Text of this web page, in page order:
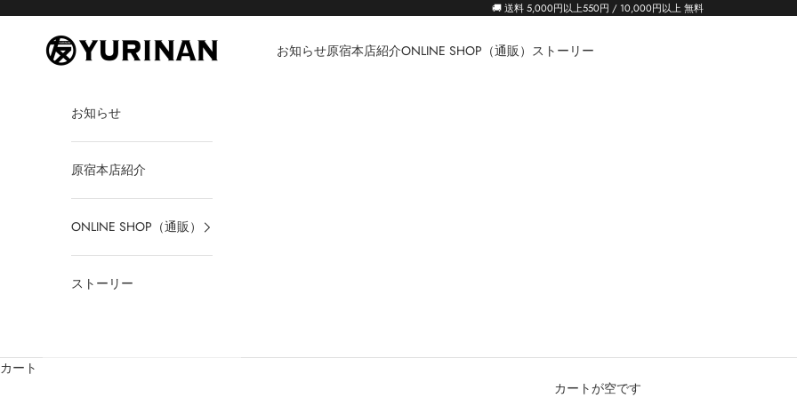
🚚 送料 5,000円以上550円 / 10,000円以上 無料
YURINAN -ゆうりんあん- お知らせ原宿本店紹介ONLINE SHOP（通販） ストーリー
お知らせ
原宿本店紹介
ONLINE SHOP（通販）
ストーリー
カート
カートが空です